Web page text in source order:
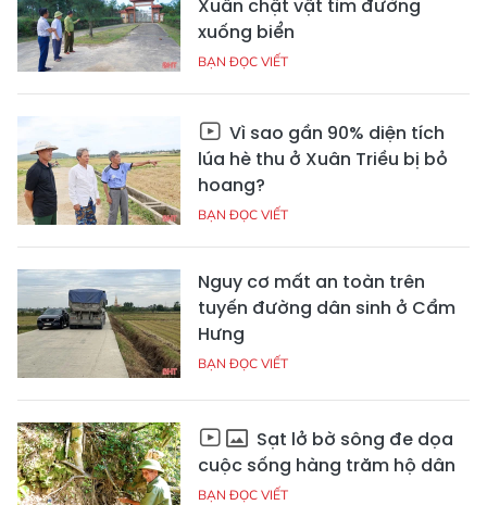
Xuân chật vật tìm đường
xuống biển
BẠN ĐỌC VIẾT
Vì sao gần 90% diện tích
lúa hè thu ở Xuân Triều bị bỏ
hoang?
BẠN ĐỌC VIẾT
Nguy cơ mất an toàn trên
tuyến đường dân sinh ở Cẩm
Hưng
BẠN ĐỌC VIẾT
Sạt lở bờ sông đe dọa
cuộc sống hàng trăm hộ dân
BẠN ĐỌC VIẾT